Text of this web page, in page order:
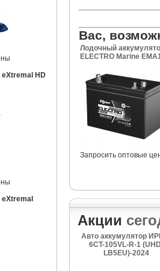
eXtremal HD
Вас,
Лодочный
ELECTRO Marine
Запросить оптовые
Акции
Авто аккумулятор
6CT-105VL-R-1
LB5EU)-2024